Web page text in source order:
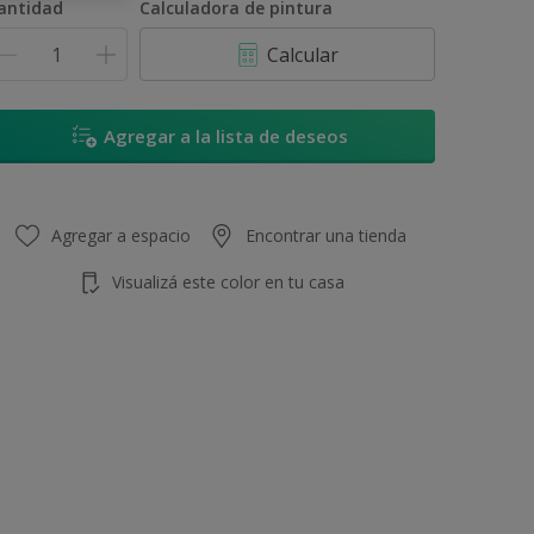
Calculadora de pintura
Calcular
Agregar a la lista de deseos
Agregar a espacio Encontrar una tienda
Visualizá este color en tu casa